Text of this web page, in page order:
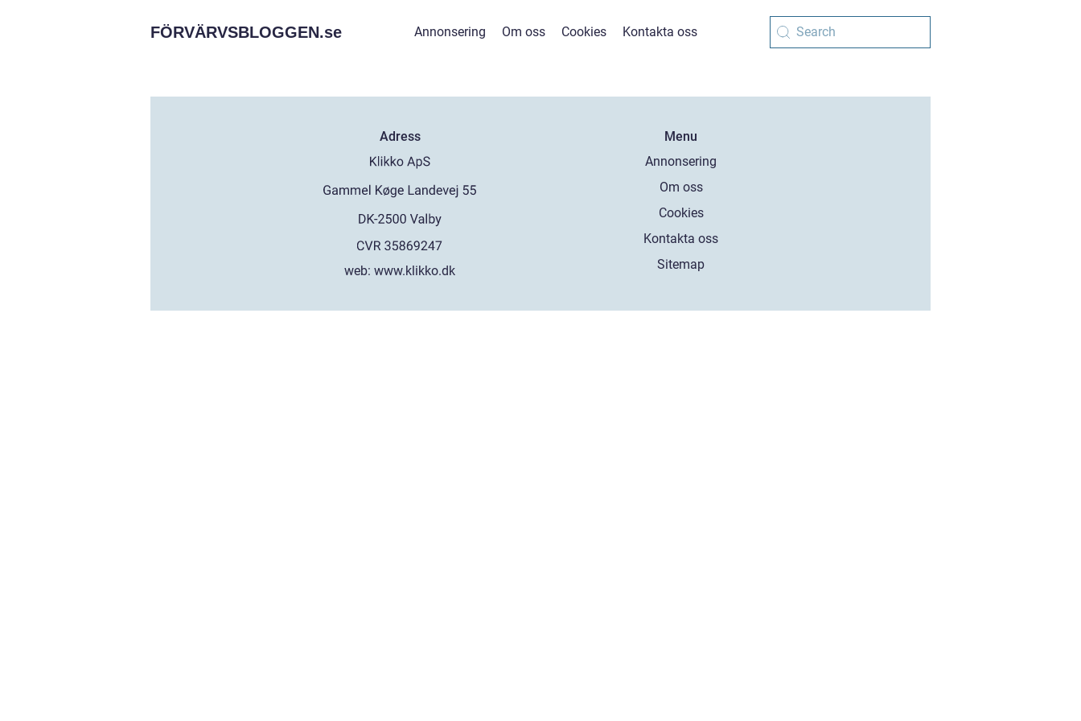
FÖRVÄRVSBLOGGEN.se Annonsering Om oss Cookies Kontakta oss
Adress
web:www.klikko.dk
Menu
Annonsering
Om oss
Cookies
Kontakta oss
Sitemap